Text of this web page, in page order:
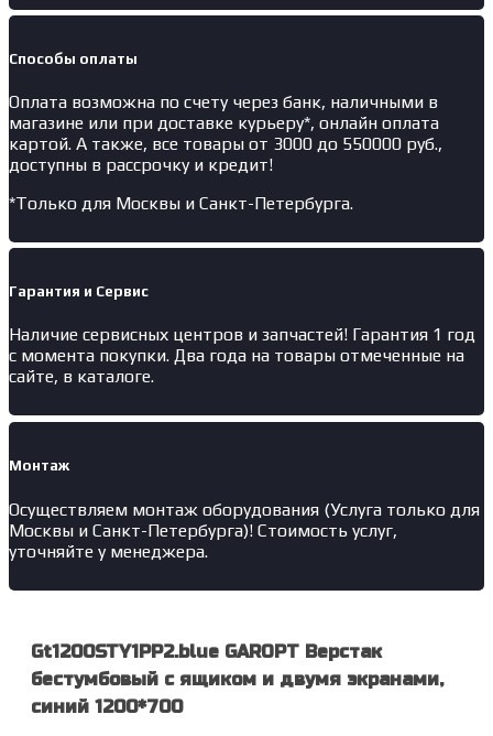
Способы оплаты
Оплата возможна по счету через банк, наличными в
магазине или при доставке курьеру*, онлайн оплата
картой. А также, все товары от 3000 до 550000 руб.,
доступны в рассрочку и кредит!
*Только для Москвы и Санкт-Петербурга.
Гарантия и Сервис
Наличие сервисных центров и запчастей! Гарантия 1 год
с момента покупки. Два года на товары отмеченные на
сайте, в каталоге.
Монтаж
Осуществляем монтаж оборудования (Услуга только для
Москвы и Санкт-Петербурга)! Стоимость услуг,
уточняйте у менеджера.
Gt1200STY1PP2.blue GAROPT Верстак
бестумбовый с ящиком и двумя экранами,
синий 1200*700